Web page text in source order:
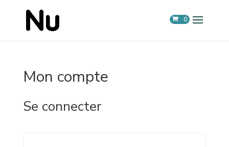
0
Mon compte
Se connecter